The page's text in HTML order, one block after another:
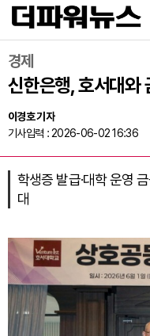
경제
신한은행, 호서대와
이경호 기자
기사입력 : 2026-06-02 16:36
학생증 발급·대학 운영
대